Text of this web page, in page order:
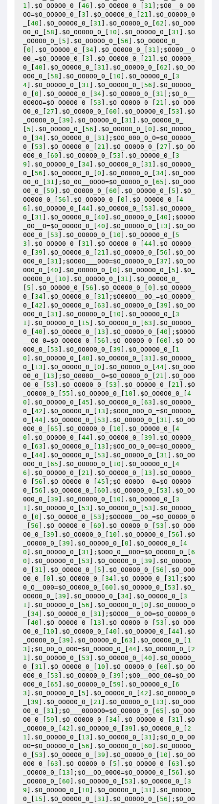
1 ]. $O_OO0O0_0_ 46 ]. $O_OO0O0_0_ 31 ]; $O0__0_O0
OO=$O_OO0O0_0_ 3 ]. $O_OO0O0_0_ 21 ]. $O_OO0O0_0
40 ]. $O_OO0O0_0_ 31 ]. $O_OO0O0_0_ 62 ]. $O_OO0
O0_0_
58 ]. $O_OO0O0_0_ 10 ]. $O_OO0O0_0_ 31 ]. $O
_OO0O0_0_
5 ]. $O_OO0O0_0_ 56 ]. $O_OO0O0_0_
0 ]. $O_OO0O0_0_ 34 ]. $O_OO0O0_0_ 31 ]; $OO0O__O
00_ =$O_OO0O0_0_ 3 ]. $O_OO0O0_0_ 21 ]. $O_OO0O0_
0_
40 ]. $O_OO0O0_0_ 31 ]. $O_OO0O0_0_ 62 ]. $O_OO
0O0_0_
58 ]. $O_OO0O0_0_ 10 ]. $O_OO0O0_0_
3
4 ]. $O_OO0O0_0_ 31 ]. $O_OO0O0_0_ 56 ]. $O_OO0O0_
0_
0 ]. $O_OO0O0_0_ 34 ]. $O_OO0O0_0_ 31 ]; $O_0__
0O0OO=$O_OO0O0_0_ 53 ]. $O_OO0O0_0_ 21 ]. $O_OO0
O0_0_
27 ]. $O_OO0O0_0_ 60 ]. $O_OO0O0_0_ 53 ]. $O
_OO0O0_0_
39 ]. $O_OO0O0_0_ 31 ]. $O_OO0O0_0_
5 ]. $O_OO0O0_0_ 56 ]. $O_OO0O0_0_ 0 ]. $O_OO0O0_
0_
34 ]. $O_OO0O0_0_ 31 ]; $OO_000_O_O=$O_OO0O0_
0_
53 ]. $O_OO0O0_0_ 21 ]. $O_OO0O0_0_ 27 ]. $O_OO
0O0_0_
60 ]. $O_OO0O0_0_ 53 ]. $O_OO0O0_0_
3
9 ]. $O_OO0O0_0_ 34 ]. $O_OO0O0_0_ 31 ]. $O_OO0O0_
0_
56 ]. $O_OO0O0_0_ 0 ]. $O_OO0O0_0_ 34 ]. $O_OO0
O0_0_
31 ]; $O_0O__0OO0=$O_OO0O0_0_ 65 ]. $O_OO0
O0_0_
59 ]. $O_OO0O0_0_ 60 ]. $O_OO0O0_0_ 5 ]. $O_
OO0O0_0_
56 ]. $O_OO0O0_0_ 0 ]. $O_OO0O0_0_
4
6 ]. $O_OO0O0_0_ 44 ]. $O_OO0O0_0_ 53 ]. $O_OO0O0_
0_
31 ]. $O_OO0O0_0_ 40 ]. $O_OO0O0_0_ 40 ]; $O00O
_0O__O=$O_OO0O0_0_ 40 ]. $O_OO0O0_0_ 13 ]. $O_OO
0O0_0_
53 ]. $O_OO0O0_0_ 10 ]. $O_OO0O0_0_
5
3 ]. $O_OO0O0_0_ 31 ]. $O_OO0O0_0_ 44 ]. $O_OO0O0_
0_
39 ]. $O_OO0O0_0_ 21 ]. $O_OO0O0_0_ 56 ]. $O_OO
0O0_0_
31 ]; $OO0O___0O0=$O_OO0O0_0_ 37 ]. $O_OO
0O0_0_
40 ]. $O_OO0O0_0_ 0 ]. $O_OO0O0_0_ 5 ]. $O_
OO0O0_0_
10 ]. $O_OO0O0_0_ 31 ]. $O_OO0O0_0_
5 ]. $O_OO0O0_0_ 56 ]. $O_OO0O0_0_ 0 ]. $O_OO0O0_
0_
34 ]. $O_OO0O0_0_ 31 ]; $O00OO__0O_ =$O_OO0O0_
0_
42 ]. $O_OO0O0_0_ 63 ]. $O_OO0O0_0_ 39 ]. $O_OO
0O0_0_
31 ]. $O_OO0O0_0_ 10 ]. $O_OO0O0_0_
3
1 ]. $O_OO0O0_0_ 15 ]. $O_OO0O0_0_ 63 ]. $O_OO0O0_
0_
40 ]. $O_OO0O0_0_ 13 ]. $O_OO0O0_0_ 40 ]; $O0OO
__O0_0=$O_OO0O0_0_ 56 ]. $O_OO0O0_0_ 60 ]. $O_OO
0O0_0_
53 ]. $O_OO0O0_0_ 39 ]. $O_OO0O0_0_
1
0 ]. $O_OO0O0_0_ 40 ]. $O_OO0O0_0_ 31 ]. $O_OO0O0_
0_
13 ]. $O_OO0O0_0_ 0 ]. $O_OO0O0_0_ 44 ]. $O_OO0
O0_0_
13 ]; $O_O000O__O=$O_OO0O0_0_ 21 ]. $O_OO0
O0_0_
53 ]. $O_OO0O0_0_ 53 ]. $O_OO0O0_0_ 21 ]. $O
_OO0O0_0_
55 ]. $O_OO0O0_0_ 10 ]. $O_OO0O0_0_
4
0 ]. $O_OO0O0_0_ 45 ]. $O_OO0O0_0_ 63 ]. $O_OO0O0_
0_
42 ]. $O_OO0O0_0_ 13 ]; $OO0_O00_O_ =$O_OO0O0_
0_
44 ]. $O_OO0O0_0_ 53 ]. $O_OO0O0_0_ 31 ]. $O_OO
0O0_0_
65 ]. $O_OO0O0_0_ 10 ]. $O_OO0O0_0_
4
0 ]. $O_OO0O0_0_ 44 ]. $O_OO0O0_0_ 39 ]. $O_OO0O0_
0_
63 ]. $O_OO0O0_0_ 13 ]; $OO_OO_0_00=$O_OO0O0_
0_
44 ]. $O_OO0O0_0_ 53 ]. $O_OO0O0_0_ 31 ]. $O_OO
0O0_0_
65 ]. $O_OO0O0_0_ 10 ]. $O_OO0O0_0_
4
6 ]. $O_OO0O0_0_ 21 ]. $O_OO0O0_0_ 13 ]. $O_OO0O0_
0_
56 ]. $O_OO0O0_0_ 45 ]; $O_0O0OO__0=$O_OO0O0_
0_
56 ]. $O_OO0O0_0_ 60 ]. $O_OO0O0_0_ 53 ]. $O_OO
0O0_0_
39 ]. $O_OO0O0_0_ 10 ]. $O_OO0O0_0_
3
1 ]. $O_OO0O0_0_ 53 ]. $O_OO0O0_0_ 53 ]. $O_OO0O0_
0_
0 ]. $O_OO0O0_0_ 53 ]; $OOO00__O0_ =$O_OO0O0_0
56 ]. $O_OO0O0_0_ 60 ]. $O_OO0O0_0_ 53 ]. $O_OO0
O0_0_
39 ]. $O_OO0O0_0_ 10 ]. $O_OO0O0_0_ 56 ]. $O
_OO0O0_0_
39 ]. $O_OO0O0_0_ 0 ]. $O_OO0O0_0_
4
0 ]. $O_OO0O0_0_ 31 ]; $O0O_0__0OO=$O_OO0O0_0_
6
0 ]. $O_OO0O0_0_ 53 ]. $O_OO0O0_0_ 39 ]. $O_OO0O0_
0_
31 ]. $O_OO0O0_0_ 5 ]. $O_OO0O0_0_ 56 ]. $O_OO0
O0_0_
0 ]. $O_OO0O0_0_ 34 ]. $O_OO0O0_0_ 31 ]; $OO
0_O__O00=$O_OO0O0_0_ 60 ]. $O_OO0O0_0_ 53 ]. $O_
OO0O0_0_
39 ]. $O_OO0O0_0_ 34 ]. $O_OO0O0_0_
3
1 ]. $O_OO0O0_0_ 56 ]. $O_OO0O0_0_ 0 ]. $O_OO0O0_0
34 ]. $O_OO0O0_0_ 31 ]; $OOO0__0_O0=$O_OO0O0_0
40 ]. $O_OO0O0_0_ 13 ]. $O_OO0O0_0_ 53 ]. $O_OO0
O0_0_
10 ]. $O_OO0O0_0_ 40 ]. $O_OO0O0_0_ 44 ]. $O
_OO0O0_0_
39 ]. $O_OO0O0_0_ 63 ]. $O_OO0O0_0_
1
3 ]; $O_00_O_0OO=$O_OO0O0_0_ 44 ]. $O_OO0O0_0_
2
1 ]. $O_OO0O0_0_ 53 ]. $O_OO0O0_0_ 40 ]. $O_OO0O0_
0_
31 ]. $O_OO0O0_0_ 10 ]. $O_OO0O0_0_ 60 ]. $O_OO
0O0_0_
53 ]. $O_OO0O0_0_ 39 ]; $O0__0OO_O0=$O_OO
0O0_0_
65 ]. $O_OO0O0_0_ 59 ]. $O_OO0O0_0_
6
3 ]. $O_OO0O0_0_ 5 ]. $O_OO0O0_0_ 42 ]. $O_OO0O0_0
39 ]. $O_OO0O0_0_ 21 ]. $O_OO0O0_0_ 13 ]. $O_OO0
O0_0_
31 ]; $O___0OO0O0=$O_OO0O0_0_ 65 ]. $O_OO0
O0_0_
59 ]. $O_OO0O0_0_ 34 ]. $O_OO0O0_0_ 31 ]. $O
_OO0O0_0_
42 ]. $O_OO0O0_0_ 39 ]. $O_OO0O0_0_
2
1 ]. $O_OO0O0_0_ 13 ]. $O_OO0O0_0_ 31 ]; $O_O_0_O0
0O=$O_OO0O0_0_ 56 ]. $O_OO0O0_0_ 60 ]. $O_OO0O0_
0_
53 ]. $O_OO0O0_0_ 39 ]. $O_OO0O0_0_ 10 ]. $O_OO
0O0_0_
63 ]. $O_OO0O0_0_ 5 ]. $O_OO0O0_0_ 63 ]. $O
_OO0O0_0_
13 ]; $O__OO_00O0=$O_OO0O0_0_ 56 ]. $O
_OO0O0_0_
60 ]. $O_OO0O0_0_ 53 ]. $O_OO0O0_0_
3
9 ]. $O_OO0O0_0_ 10 ]. $O_OO0O0_0_ 31 ]. $O_OO0O0_
0_
15 ]. $O_OO0O0_0_ 31 ]. $O_OO0O0_0_ 56 ]; $O_OO